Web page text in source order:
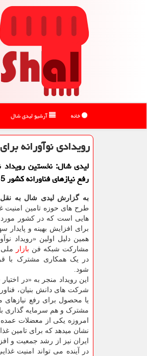
خانه آرشیو لیدی شال
رویدادی نوآورانه
لیدی شال: نخستین رویداد
رفع نیازهای فناورانه کشور 15 اسفندماه جاری انجام می شود.
به گزارش لیدی شال به نقل
طرح های حوزه تامین امنیت
هایی است که در کشور مورد
برای افزایش بهینه و
همین دلیل اولین «رویداد
مشارکت شبکه فن بازار
در یک همکاری مشترک با
شود.
این رویداد منجر به «در
شرکت های دانش بنیان، فناور
یا محصول برای رفع
مشترک و هم سرمایه گذاری
امروزه یکی از معضلات
نشان میدهد که برای تامین غذای جمعیت فعلی جهان در
ایران نیز از رشد جمعیت و
در آینده می تواند امنیت